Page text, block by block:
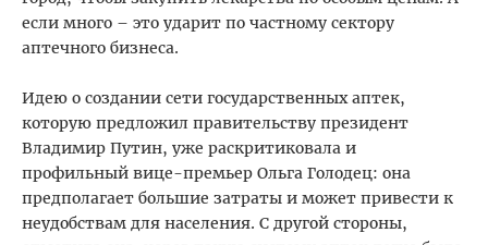
если много – это ударит по частному сектору
аптечного бизнеса.
Идею о создании сети государственных аптек,
которую предложил правительству президент
Владимир Путин, уже раскритиковала и
профильный вице-премьер Ольга Голодец: она
предполагает большие затраты и может привести к
неудобствам для населения. С другой стороны,